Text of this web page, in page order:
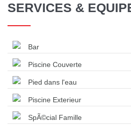
SERVICES &
Bar
Piscine Couverte
Pied dans l'eau
Piscine Exterieur
SpÃ©cial Famille